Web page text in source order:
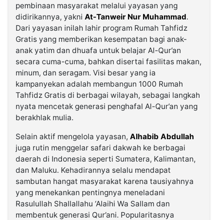
pembinaan masyarakat melalui yayasan yang
didirikannya, yakni At-Tanweir Nur Muhammad.
Dari yayasan inilah lahir program Rumah Tahfidz
Gratis yang memberikan kesempatan bagi anak-
anak yatim dan dhuafa untuk belajar Al-Qur’an
secara cuma-cuma, bahkan disertai fasilitas makan,
minum, dan seragam. Visi besar yang ia
kampanyekan adalah membangun 1000 Rumah
Tahfidz Gratis di berbagai wilayah, sebagai langkah
nyata mencetak generasi penghafal Al-Qur’an yang
berakhlak mulia.
Selain aktif mengelola yayasan, Alhabib Abdullah
juga rutin menggelar safari dakwah ke berbagai
daerah di Indonesia seperti Sumatera, Kalimantan,
dan Maluku. Kehadirannya selalu mendapat
sambutan hangat masyarakat karena tausiyahnya
yang menekankan pentingnya meneladani
Rasulullah Shallallahu ‘Alaihi Wa Sallam dan
membentuk generasi Qur’ani. Popularitasnya